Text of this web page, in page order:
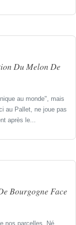
Du Melon De
au monde", mais
au Pallet, ne joue pas
après le...
Bourgogne Face
nos parcelles. Né